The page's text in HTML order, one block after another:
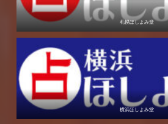
札幌ほしよみ堂
横浜ほしよみ堂